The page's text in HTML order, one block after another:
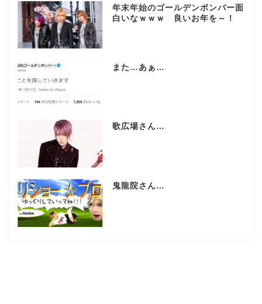
年末年始のゴールデンボンバー面
白いなｗｗｗ 良いお年を～！
また…あぁ…
歌広場さん…
鬼龍院さん…